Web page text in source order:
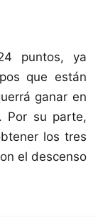
puntos, ya
que están
ganar en
Por su parte,
los tres
el descenso